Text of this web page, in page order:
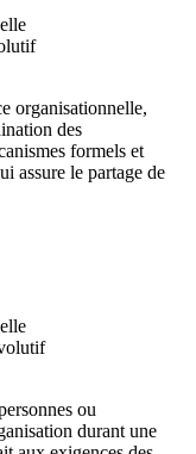
organisationnelle,
des
formels et
assure le partage de
ou
durant une